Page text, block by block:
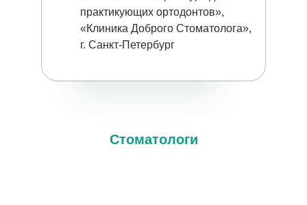
практикующих ортодонтов»,
«Клиника Доброго Стоматолога»,
г. Санкт-Петербург
Стоматологи